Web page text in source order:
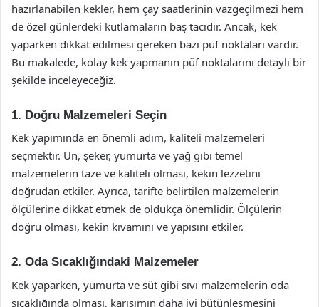
hazırlanabilen kekler, hem çay saatlerinin vazgeçilmezi hem
de özel günlerdeki kutlamaların baş tacıdır. Ancak, kek
yaparken dikkat edilmesi gereken bazı püf noktaları vardır.
Bu makalede, kolay kek yapmanın püf noktalarını detaylı bir
şekilde inceleyeceğiz.
1. Doğru Malzemeleri Seçin
Kek yapımında en önemli adım, kaliteli malzemeleri
seçmektir. Un, şeker, yumurta ve yağ gibi temel
malzemelerin taze ve kaliteli olması, kekin lezzetini
doğrudan etkiler. Ayrıca, tarifte belirtilen malzemelerin
ölçülerine dikkat etmek de oldukça önemlidir. Ölçülerin
doğru olması, kekin kıvamını ve yapısını etkiler.
2. Oda Sıcaklığındaki Malzemeler
Kek yaparken, yumurta ve süt gibi sıvı malzemelerin oda
sıcaklığında olması, karışımın daha iyi bütünleşmesini